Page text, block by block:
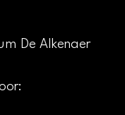
De Alkenaer